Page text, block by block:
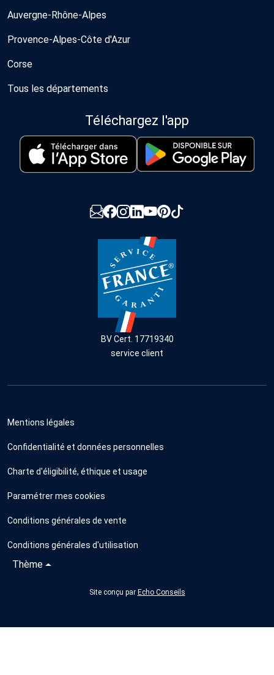
Auvergne-Rhône-Alpes
Provence-Alpes-Côte d'Azur
Corse
Tous les départements
Téléchargez l'app
BV Cert. 17719340
service client
Mentions légales
Confidentialité et données personnelles
Charte d'éligibilité, éthique et usage
Paramétrer mes cookies
Conditions générales de vente
Conditions générales d'utilisation
Thème
Site conçu par Echo Conseils